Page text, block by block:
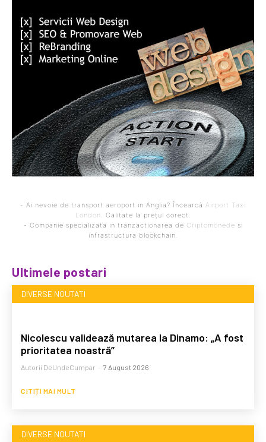
- Ai nevoie de transport aeroport in Anglia? Încearcă Airport Taxi
London
. Calitate la prețul corect.
- Companie specializata in tranzactionarea de Criptomonede si
infrastructura blockchain.
Ultimele postari
DIVERSE NOUTATI
Nicolescu validează mutarea la Dinamo: „A fost
prioritatea noastră”
Autorii DeUndeCumpar - 7 August 2026
CITIȚI MAI MULT
DIVERSE NOUTATI